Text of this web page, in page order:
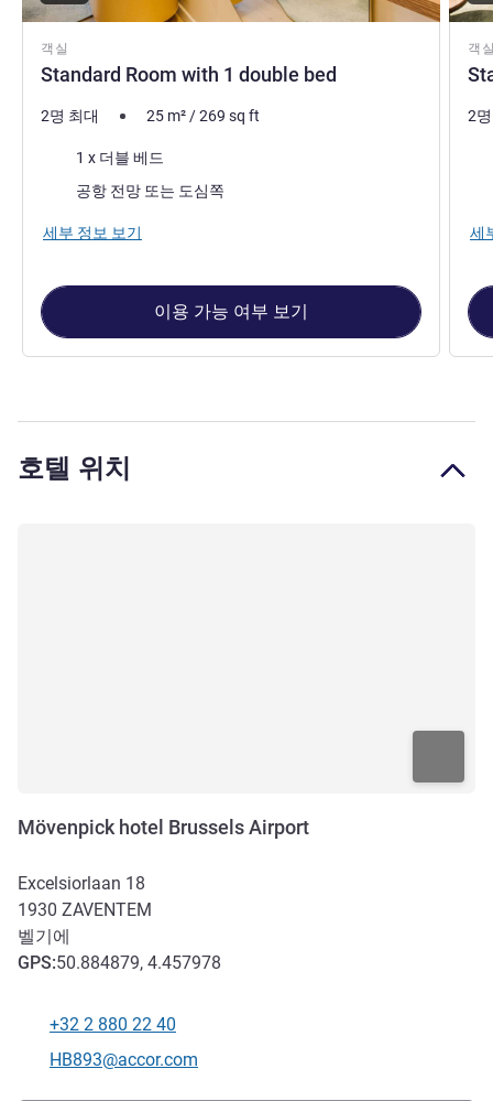
객실
Standard Room with 1 double bed
2명 최대 25 m²/269 sq ft
1 x 더블 베드
공항 전망 또는 도심쪽
세부 정보 보기
이용 가능 여부 보기
객
2
세
호텔 위치
Mövenpick hotel Brussels Airport
Excelsiorlaan 18
1930 ZAVENTEM
벨기에
GPS:50.884879, 4.457978
전화
+32 2 880 22 40
E-mail
HB893@accor.com